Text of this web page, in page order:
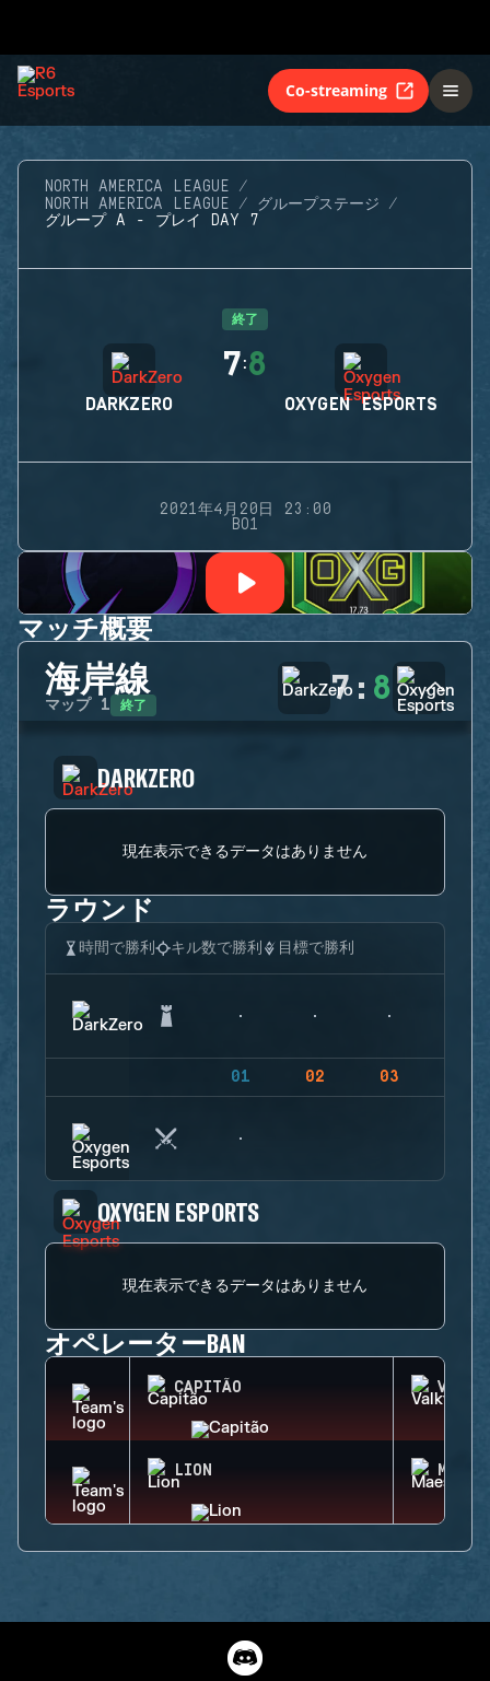
Co-streaming
NORTH AMERICA LEAGUE
NORTH AMERICA LEAGUE
グループステージ
グループ A - プレイ DAY 7
終了
DARKZERO
7:8
OXYGEN ESPORTS
2021年4月20日 23:00
BO1
マッチ概要
海岸線
マップ 1 終了 7: 8
DARKZERO
現在表示できるデータはありません
ラウンド
時間で勝利 キル数で勝利 目標で勝利
01 02 03
OXYGEN ESPORTS
現在表示できるデータはありません
オペレーターBAN
CAPITÃO
LION